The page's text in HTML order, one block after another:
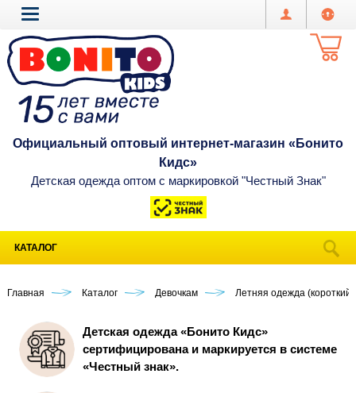
Официальный оптовый интернет-магазин «Бонито
Кидс»
Детская одежда оптом с маркировкой "Честный Знак"
КАТАЛОГ
Главная Каталог Девочкам Летняя одежда (короткий
Детская одежда «Бонито Кидс»
сертифицирована и маркируется в системе
«Честный знак».